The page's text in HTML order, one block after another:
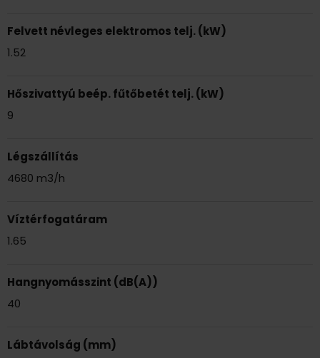
Felvett névleges elektromos telj. (kW)
1.52
Hőszivattyú beép. fűtőbetét telj. (kW)
9
Légszállítás
4680 m3/h
Víztérfogatáram
1.65
Hangnyomásszint (dB(A))
40
Lábtávolság (mm)